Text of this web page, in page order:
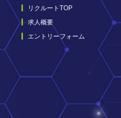
リクルートTOP
求人概要
エントリーフォーム